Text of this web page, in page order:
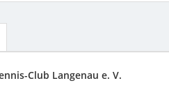
Club Langenau e. V.